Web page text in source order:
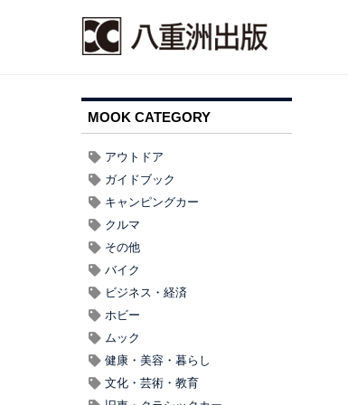
MOOK CATEGORY
アウトドア
ガイドブック
キャンピングカー
クルマ
その他
バイク
ビジネス・経済
ホビー
ムック
健康・美容・暮らし
文化・芸術・教育